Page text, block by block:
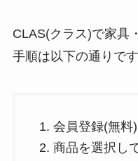
CLAS(クラス)で家具
手順は以下の通りです
会員登録(無料)
商品を選択し